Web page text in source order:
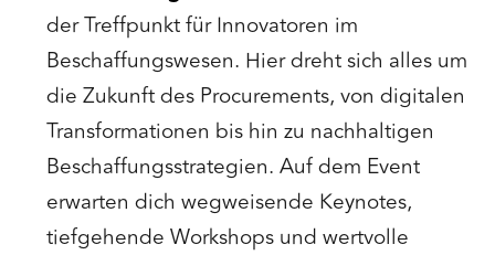
der Treffpunkt für Innovatoren im
Beschaffungswesen. Hier dreht sich alles um
die Zukunft des Procurements, von digitalen
Transformationen bis hin zu nachhaltigen
Beschaffungsstrategien. Auf dem Event
erwarten dich wegweisende Keynotes,
tiefgehende Workshops und wertvolle